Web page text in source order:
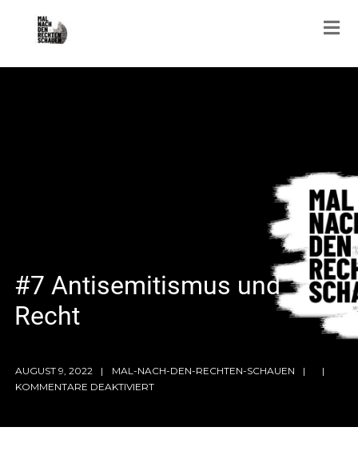
#7 Antisemitismus und
Recht
AUGUST 9, 2022
MAL-NACH-DEN-RECHTEN-SCHAUEN
KOMMENTARE DEAKTIVIERT